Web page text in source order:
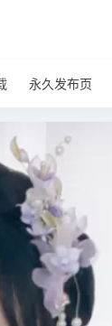
永久发布页